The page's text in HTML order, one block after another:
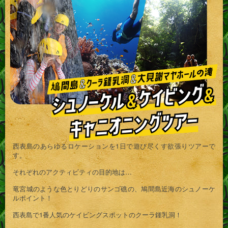
西表島のあらゆるロケーションを1日で遊び尽くす欲張りツアーで
す。
それぞれのアクティビティの目的地は…
竜宮城のような色とりどりのサンゴ礁の、鳩間島近海のシュノーケ
ルポイント！
西表島で1番人気のケイビングスポットのクーラ鍾乳洞！